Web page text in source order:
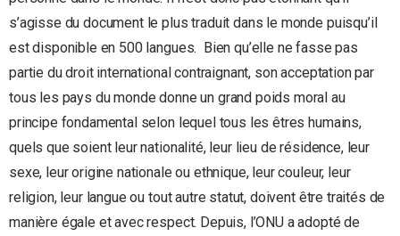
s’agisse du document le plus traduit dans le monde puisqu’il
est disponible en 500 langues. Bien qu’elle ne fasse pas
partie du droit international contraignant, son acceptation par
tous les pays du monde donne un grand poids moral au
principe fondamental selon lequel tous les êtres humains,
quels que soient leur nationalité, leur lieu de résidence, leur
sexe, leur origine nationale ou ethnique, leur couleur, leur
religion, leur langue ou tout autre statut, doivent être traités de
manière égale et avec respect. Depuis, l’ONU a adopté de